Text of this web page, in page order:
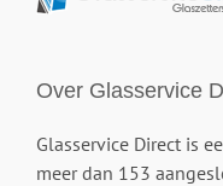
Over Glasservice
Glasservice Direct is
meer dan 153